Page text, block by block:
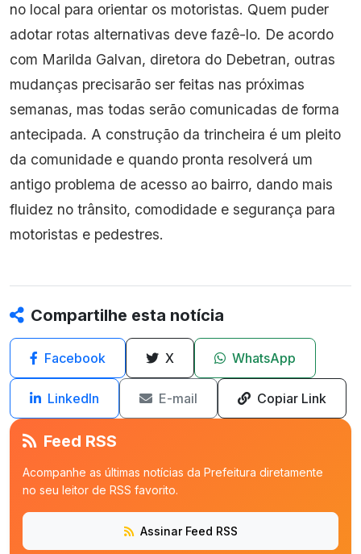
no local para orientar os motoristas. Quem puder
adotar rotas alternativas deve fazê-lo. De acordo
com Marilda Galvan, diretora do Debetran, outras
mudanças precisarão ser feitas nas próximas
semanas, mas todas serão comunicadas de forma
antecipada. A construção da trincheira é um pleito
da comunidade e quando pronta resolverá um
antigo problema de acesso ao bairro, dando mais
fluidez no trânsito, comodidade e segurança para
motoristas e pedestres.
Compartilhe esta notícia
Facebook X WhatsApp
LinkedIn E-mail Copiar Link
Feed RSS
Acompanhe as últimas notícias da Prefeitura diretamente
no seu leitor de RSS favorito.
Assinar Feed RSS